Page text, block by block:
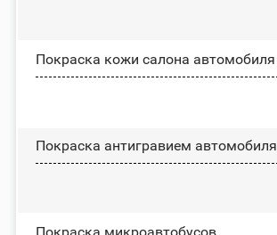
Покраска кожи салона автомобиля
Покраска антигравием автомобиля